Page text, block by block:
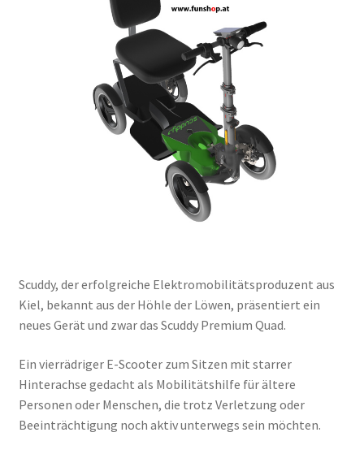
Scuddy, der erfolgreiche Elektromobilitätsproduzent aus
Kiel, bekannt aus der Höhle der Löwen, präsentiert ein
neues Gerät und zwar das Scuddy Premium Quad.
Ein vierrädriger E-Scooter zum Sitzen mit starrer
Hinterachse gedacht als Mobilitätshilfe für ältere
Personen oder Menschen, die trotz Verletzung oder
Beeinträchtigung noch aktiv unterwegs sein möchten.